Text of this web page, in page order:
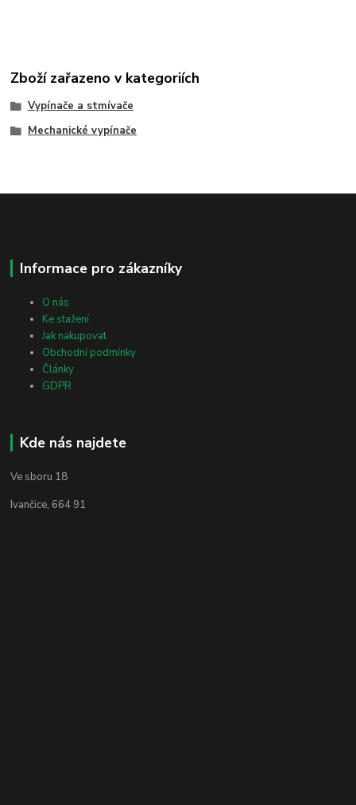
Zboží zařazeno v kategoriích
Vypínače a stmívače
Mechanické vypínače
Informace pro zákazníky
O nás
Ke stažení
Jak nakupovat
Obchodní podmínky
Články
GDPR
Kde nás najdete
Ve sboru 18
Ivančice, 664 91